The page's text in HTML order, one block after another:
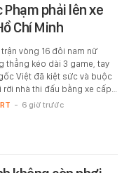
phải lên xe
Chí Minh
trận vòng 16 đôi nam nữ
thẳng kéo dài 3 game, tay
Việt đã kiệt sức và buộc
rời nhà thi đấu bằng xe cấp…
- 6 giờ trước